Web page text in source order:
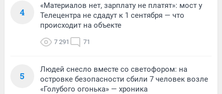
4
«Материалов нет, зарплату не платят»: мост у
Телецентра не сдадут к 1 сентября — что
происходит на объекте
7 291 71
5
Людей снесло вместе со светофором: на
островке безопасности сбили 7 человек возле
«Голубого огонька» — хроника